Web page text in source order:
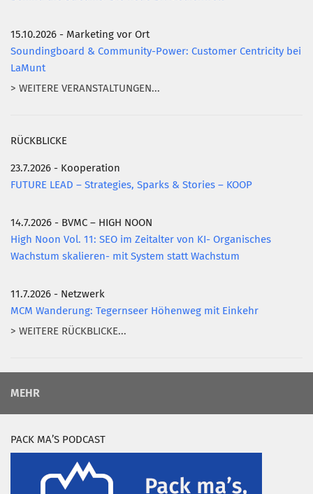
15.10.2026 - Marketing vor Ort
Soundingboard & Community-Power: Customer Centricity bei
LaMunt
> WEITERE VERANSTALTUNGEN...
RÜCKBLICKE
23.7.2026 - Kooperation
FUTURE LEAD – Strategies, Sparks & Stories – KOOP
14.7.2026 - BVMC – HIGH NOON
High Noon Vol. 11: SEO im Zeitalter von KI- Organisches
Wachstum skalieren- mit System statt Wachstum
11.7.2026 - Netzwerk
MCM Wanderung: Tegernseer Höhenweg mit Einkehr
> WEITERE RÜCKBLICKE...
MEHR
PACK MA’S PODCAST